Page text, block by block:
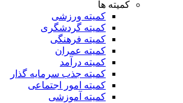
کمیته ها
کمیته ورزشی
کمیته گردشگری
کمیته فرهنگی
کمیته عمران
کمیته درآمد
کمیته جذب سرمایه گذار
کمیته امور اجتماعی
کمیته آموزشی